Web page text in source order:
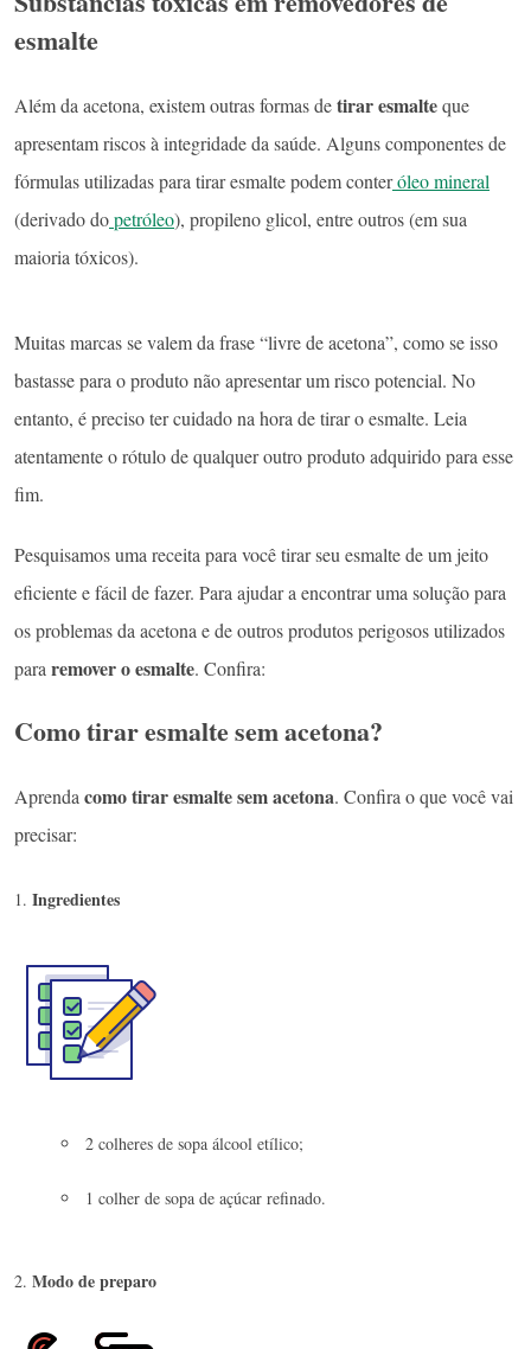
esmalte
Além da acetona, existem outras formas detirar esmalteque
apresentam riscos à integridade da saúde. Alguns componentes de
fórmulas utilizadas para tirar esmalte podem conteróleo mineral
(derivado dopetróleo), propileno glicol, entre outros (em sua
maioria tóxicos).
Muitas marcas se valem da frase “livre de acetona”, como se isso
bastasse para o produto não apresentar um risco potencial. No
entanto, é preciso ter cuidado na hora de tirar o esmalte. Leia
atentamente o rótulo de qualquer outro produto adquirido para esse
fim.
Pesquisamos uma receita para você tirar seu esmalte de um jeito
eficiente e fácil de fazer. Para ajudar a encontrar uma solução para
os problemas da acetona e de outros produtos perigosos utilizados
pararemover o esmalte. Confira:
Como tirar esmalte sem acetona?
Aprenda como tirar esmalte sem acetona. Confira o que você vai
precisar:
Ingredientes
2 colheres de sopa álcool etílico;
1 colher de sopa de açúcar refinado.
Modo de preparo